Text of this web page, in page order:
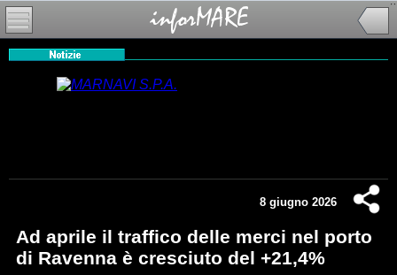
8 giugno 2026
Ad aprile il traffico delle merci nel porto
di Ravenna è cresciuto del +21,4%